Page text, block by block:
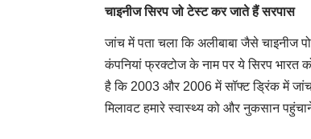
चाइनीज सिरप जो टेस्ट कर जाते हैं सरपास
जांच में पता चला कि अलीबाबा जैसे चाइनीज
कंपनियां फ्रक्टोज के नाम पर ये सिरप भारत
है कि 2003 और 2006 में सॉफ्ट ड्रिंक में जांच
मिलावट हमारे स्वास्थ्य को और नुकसान